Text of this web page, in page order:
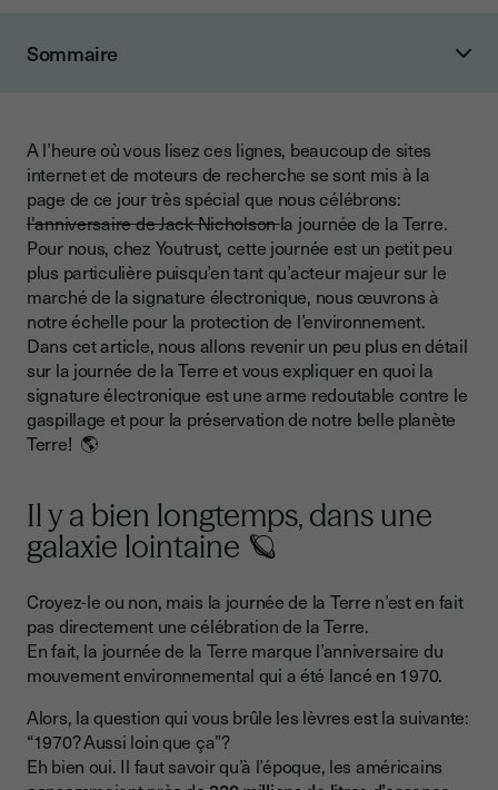
Sommaire
A l’heure où vous lisez ces lignes, beaucoup de sites
internet et de moteurs de recherche se sont mis à la
page de ce jour très spécial que nous célébrons:
l'anniversaire de Jack Nicholsonla journée de la Terre.
Pour nous, chez Youtrust, cette journée est un petit peu
plus particulière puisqu’en tant qu’acteur majeur sur le
marché de la signature électronique, nous œuvrons à
notre échelle pour la protection de l’environnement.
Dans cet article, nous allons revenir un peu plus en détail
sur la journée de la Terre et vous expliquer en quoi la
signature électronique est une arme redoutable contre le
gaspillage et pour la préservation de notre belle planète
Terre! 🌎
Il y a bien longtemps, dans une
galaxie lointaine 🪐
Croyez-le ou non, mais la journée de la Terre n’est en fait
pas directement une célébration de la Terre.
En fait, la journée de la Terre marque l’anniversaire du
mouvement environnemental qui a été lancé en 1970.
Alors, la question qui vous brûle les lèvres est la suivante:
“1970? Aussi loin que ça”?
Eh bien oui. Il faut savoir qu’à l’époque, les américains